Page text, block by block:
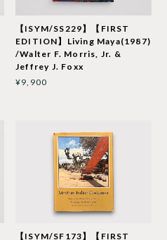
【ISYM/SS229】【FIRST
EDITION】Living Maya(1987)
/Walter F. Morris, Jr. &
Jeffrey J. Foxx
¥9,900
【ISYM/SF173】【FIRST